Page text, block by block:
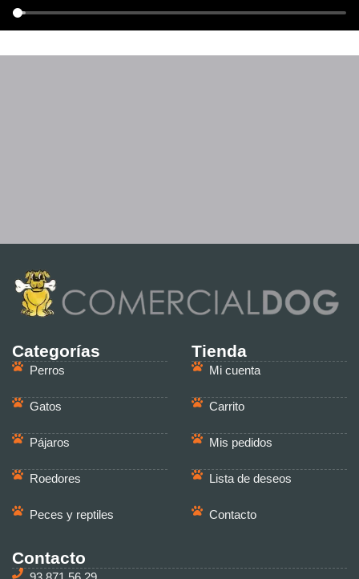
Categorías
Perros
Gatos
Pájaros
Roedores
Peces y reptiles
Tienda
Mi cuenta
Carrito
Mis pedidos
Lista de deseos
Contacto
Contacto